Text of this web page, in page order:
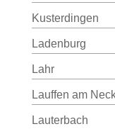
Kusterdingen
Ladenburg
Lahr
Lauffen am
Lauterbach